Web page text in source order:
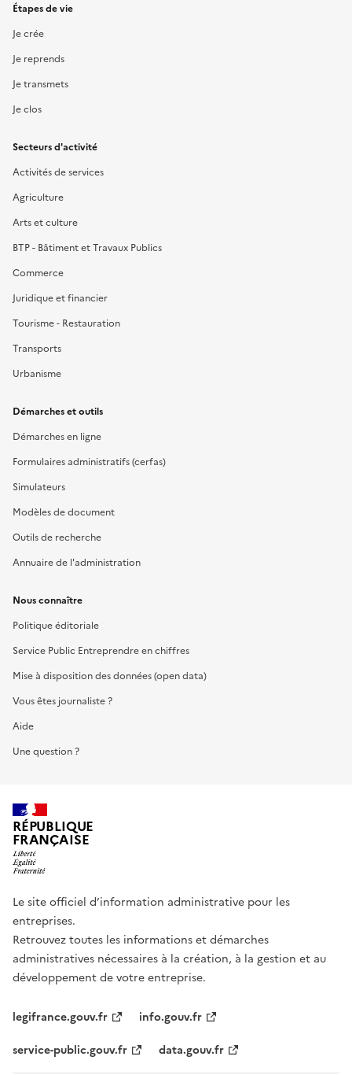
Étapes de vie
Je crée
Je reprends
Je transmets
Je clos
Secteurs d'activité
Activités de services
Agriculture
Arts et culture
BTP - Bâtiment et Travaux Publics
Commerce
Juridique et financier
Tourisme - Restauration
Transports
Urbanisme
Démarches et outils
Démarches en ligne
Formulaires administratifs (cerfas)
Simulateurs
Modèles de document
Outils de recherche
Annuaire de l'administration
Nous connaître
Politique éditoriale
Service Public Entreprendre en chiffres
Mise à disposition des données (open data)
Vous êtes journaliste ?
Aide
Une question ?
RÉPUBLIQUE
FRANÇAISE
Le site officiel d’information administrative pour les
entreprises.
Retrouvez toutes les informations et démarches
administratives nécessaires à la création, à la gestion et au
développement de votre entreprise.
legifrance.gouv.fr
info.gouv.fr
service-public.gouv.fr
data.gouv.fr